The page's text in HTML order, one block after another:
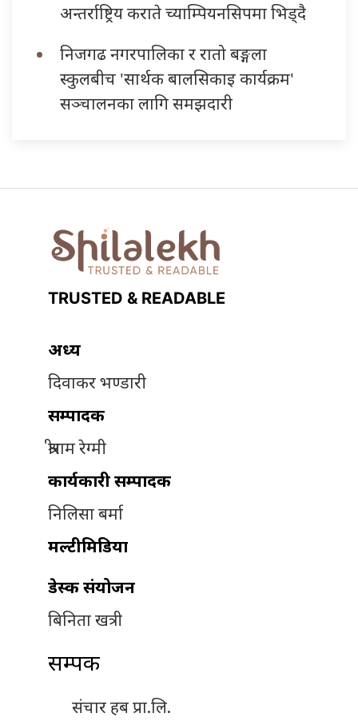
अन्तर्राष्ट्रिय कराते च्याम्पियनसिपमा भिड्दै
निजगढ नगरपालिका र रातो बङ्गला
स्कुलबीच 'सार्थक बालसिकाइ कार्यक्रम'
सञ्चालनका लागि समझदारी
TRUSTED & READABLE
अध्यक्ष
दिवाकर भण्डारी
सम्पादक
श्रीराम रेग्मी
कार्यकारी सम्पादक
निलिसा बर्मा
मल्टीमिडिया
डेस्क संयोजन
बिनिता खत्री
सम्पर्क
संचार हब प्रा.लि.